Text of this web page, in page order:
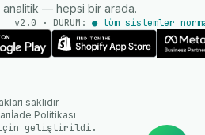
— hepsi bir arada.
v2.0 · DURUM: ● tüm sistemler
saklıdır.
İade Politikası
için geliştirildi.
yanıtlar